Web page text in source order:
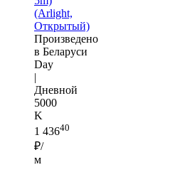
(Arlight,
Открытый)
Произведено
в Беларуси
Day
|
Дневной
5000
K
1 43640
₽/
м